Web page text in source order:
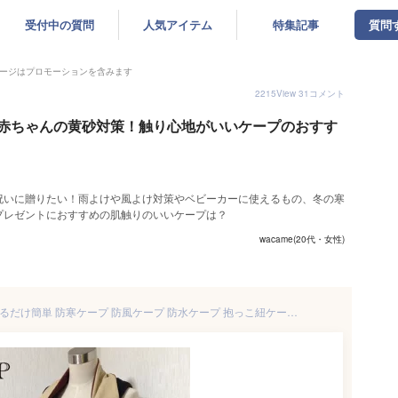
受付中の質問 人気アイテム 特集記事 質問
ジはプロモーションを含みます
2215View 31 コメント
ちゃんの黄砂対策！触り心地がいいケープのおすす
に贈りたい！雨よけや風よけ対策やベビーカーに使えるもの、冬の寒
ゼントにおすすめの肌触りのいいケープは？
wacame(20代・女性)